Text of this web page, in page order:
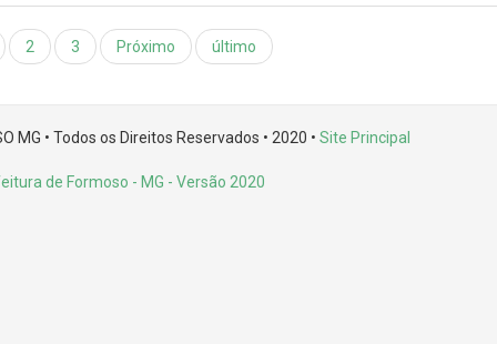
2 3 Próximo último
MG • Todos os Direitos Reservados • 2020 • Site Principal
de Formoso - MG - Versão 2020